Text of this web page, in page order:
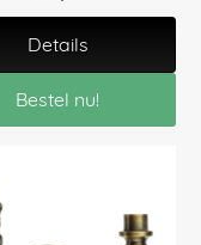
Details
Bestel nu!